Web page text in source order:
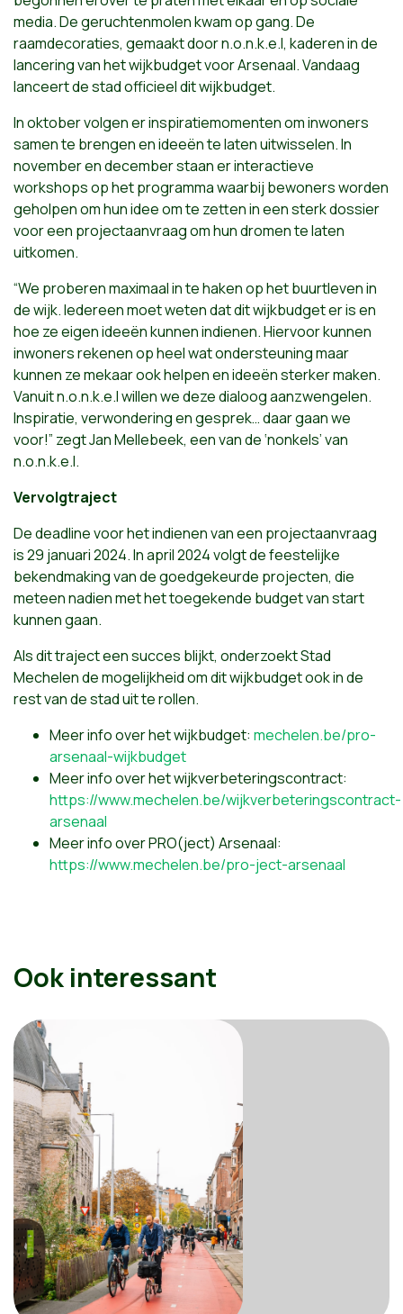
media. De geruchtenmolen kwam op gang. De
raamdecoraties, gemaakt door n.o.n.k.e.l, kaderen in de
lancering van het wijkbudget voor Arsenaal. Vandaag
lanceert de stad officieel dit wijkbudget.
In oktober volgen er inspiratiemomenten om inwoners
samen te brengen en ideeën te laten uitwisselen. In
november en december staan er interactieve
workshops op het programma waarbij bewoners worden
geholpen om hun idee om te zetten in een sterk dossier
voor een projectaanvraag om hun dromen te laten
uitkomen.
“We proberen maximaal in te haken op het buurtleven in
de wijk. Iedereen moet weten dat dit wijkbudget er is en
hoe ze eigen ideeën kunnen indienen. Hiervoor kunnen
inwoners rekenen op heel wat ondersteuning maar
kunnen ze mekaar ook helpen en ideeën sterker maken.
Vanuit n.o.n.k.e.l willen we deze dialoog aanzwengelen.
Inspiratie, verwondering en gesprek… daar gaan we
voor!” zegt Jan Mellebeek, een van de ‘nonkels’ van
n.o.n.k.e.l.
Vervolgtraject
De deadline voor het indienen van een projectaanvraag
is 29 januari 2024. In april 2024 volgt de feestelijke
bekendmaking van de goedgekeurde projecten, die
meteen nadien met het toegekende budget van start
kunnen gaan.
Als dit traject een succes blijkt, onderzoekt Stad
Mechelen de mogelijkheid om dit wijkbudget ook in de
rest van de stad uit te rollen.
Meer info over het wijkbudget: mechelen.be/pro-
arsenaal-wijkbudget
Meer info over het wijkverbeteringscontract:
https://www.mechelen.be/wijkverbeteringscontract-
arsenaal
Meer info over PRO(ject) Arsenaal:
https://www.mechelen.be/pro-ject-arsenaal
Ook interessant